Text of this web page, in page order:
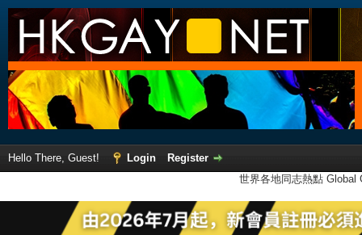
Hello There, Guest! Login
Register
世界各地同志熱點